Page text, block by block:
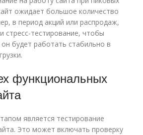
ожидает большое количество
в период акций или распродаж,
стресс-тестирование, чтобы
будет работать стабильно в
функциональных
является тестирование
Это может включать проверку